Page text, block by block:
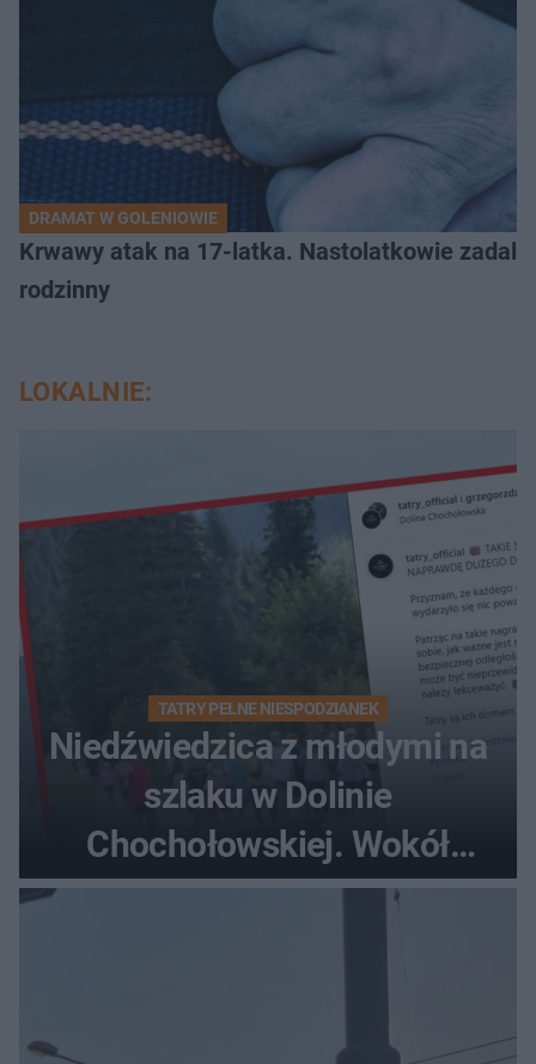
DRAMAT W GOLENIOWIE
Krwawy atak na 17-latka. Nastolatkowie zadali
rodzinny
LOKALNIE:
TATRY PEŁNE NIESPODZIANEK
Niedźwiedzica z młodymi na
szlaku w Dolinie
Chochołowskiej. Wokół